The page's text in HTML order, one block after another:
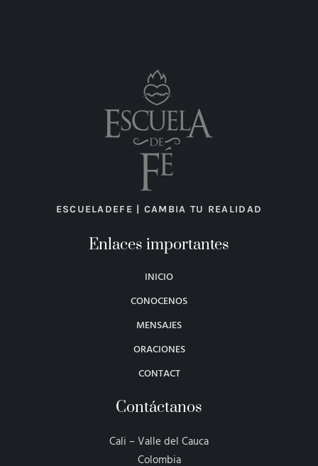
ESCUELADEFE | CAMBIA TU REALIDAD
Enlaces importantes
INICIO
CONOCENOS
MENSAJES
ORACIONES
CONTACT
Contáctanos
Cali – Valle del Cauca
Colombia